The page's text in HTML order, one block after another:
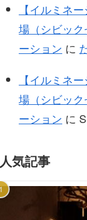
【イルミネ
場（シビッ
ーション に
【イルミネ
場（シビッ
ーション に
人気記事